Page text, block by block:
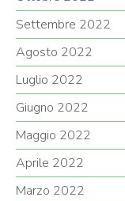
Settembre 2022
Agosto 2022
Luglio 2022
Giugno 2022
Maggio 2022
Aprile 2022
Marzo 2022